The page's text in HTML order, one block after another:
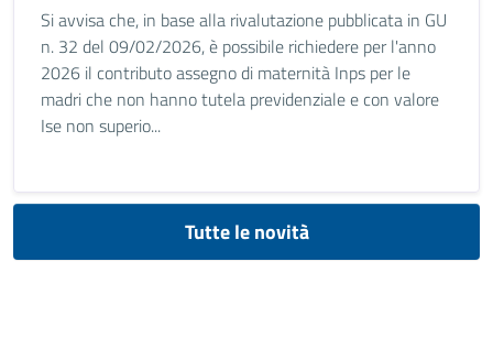
Si avvisa che, in base alla rivalutazione pubblicata in GU
n. 32 del 09/02/2026, è possibile richiedere per l'anno
2026 il contributo assegno di maternità Inps per le
madri che non hanno tutela previdenziale e con valore
Ise non superio...
Tutte le novità